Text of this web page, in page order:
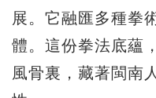
展。它融匯多種拳
體。這份拳法底蘊
風骨裏，藏著閩南